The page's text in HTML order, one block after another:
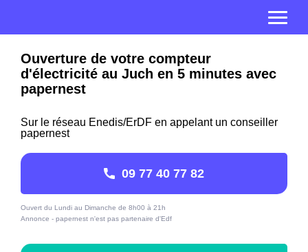
Ouverture de votre compteur
d'électricité au Juch en 5 minutes avec
papernest
Sur le réseau Enedis/ErDF en appelant un conseiller
papernest
09 77 40 77 82
Ouvert du Lundi au Dimanche de 8h00 à 21h
Annonce - papernest n'est pas partenaire d'Edf